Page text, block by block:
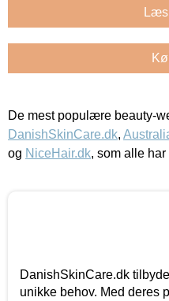
De mest populære beauty-
DanishSkinCare.dk,
og NiceHair.dk, som alle
DanishSkinCare.dk
unikke behov. Med deres